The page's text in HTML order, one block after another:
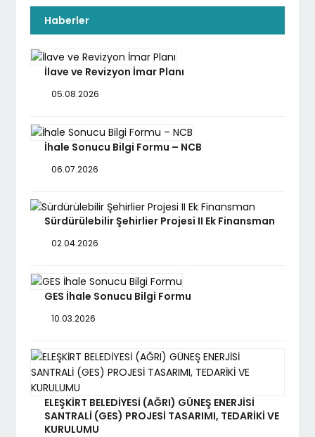
Haberler
İlave ve Revizyon İmar Planı
05.08.2026
İhale Sonucu Bilgi Formu – NCB
06.07.2026
Sürdürülebilir Şehirlier Projesi II Ek Finansman
02.04.2026
GES İhale Sonucu Bilgi Formu
10.03.2026
ELEŞKİRT BELEDİYESİ (AĞRI) GÜNEŞ ENERJİSİ
SANTRALİ (GES) PROJESİ TASARIMI, TEDARİKİ VE
KURULUMU